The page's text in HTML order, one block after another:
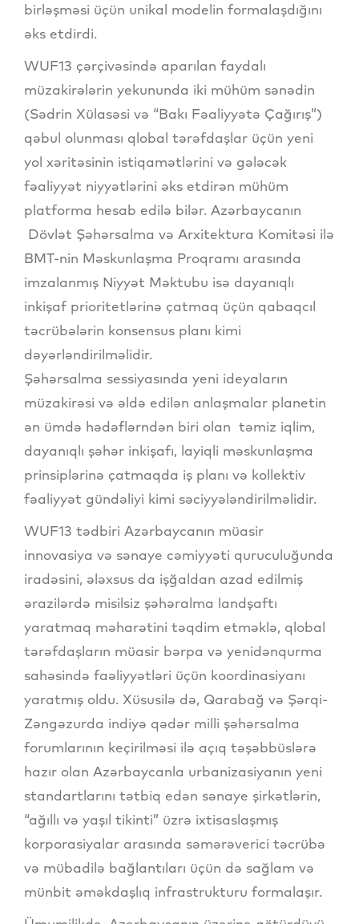
birləşməsi üçün unikal modelin formalaşdığını
əks etdirdi.
WUF13 çərçivəsində aparılan faydalı
müzakirələrin yekununda iki mühüm sənədin
(Sədrin Xülasəsi və “Bakı Fəaliyyətə Çağırış”)
qəbul olunması qlobal tərəfdaşlar üçün yeni
yol xəritəsinin istiqamətlərini və gələcək
fəaliyyət niyyətlərini əks etdirən mühüm
platforma hesab edilə bilər. Azərbaycanın
Dövlət Şəhərsalma və Arxitektura Komitəsi ilə
BMT-nin Məskunlaşma Proqramı arasında
imzalanmış Niyyət Məktubu isə dayanıqlı
inkişaf prioritetlərinə çatmaq üçün qabaqcıl
təcrübələrin konsensus planı kimi
dəyərləndirilməlidir.
Şəhərsalma sessiyasında yeni ideyaların
müzakirəsi və əldə edilən anlaşmalar planetin
ən ümdə hədəflərndən biri olan təmiz iqlim,
dayanıqlı şəhər inkişafı, layiqli məskunlaşma
prinsiplərinə çatmaqda iş planı və kollektiv
fəaliyyət gündəliyi kimi səciyyələndirilməlidir.
WUF13 tədbiri Azərbaycanın müasir
innovasiya və sənaye cəmiyyəti quruculuğunda
iradəsini, ələxsus da işğaldan azad edilmiş
ərazilərdə misilsiz şəhəralma landşaftı
yaratmaq məharətini təqdim etməklə, qlobal
tərəfdaşların müasir bərpa və yenidənqurma
sahəsində faəliyyətləri üçün koordinasiyanı
yaratmış oldu. Xüsusilə də, Qarabağ və Şərqi-
Zəngəzurda indiyə qədər milli şəhərsalma
forumlarının keçirilməsi ilə açıq təşəbbüslərə
hazır olan Azərbaycanla urbanizasiyanın yeni
standartlarını tətbiq edən sənaye şirkətlərin,
“ağıllı və yaşıl tikinti” üzrə ixtisaslaşmış
korporasiyalar arasında səmərəverici təcrübə
və mübadilə bağlantıları üçün də sağlam və
münbit əməkdaşlıq infrastrukturu formalaşır.